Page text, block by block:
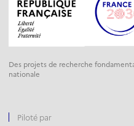
Des projets de recherche
nationale
Piloté par